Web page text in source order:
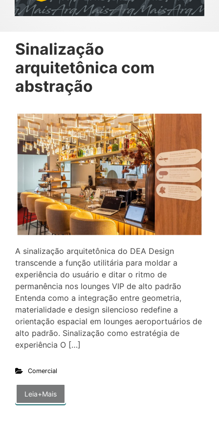
Sinalização
arquitetônica com
abstração
A sinalização arquitetônica do DEA Design
transcende a função utilitária para moldar a
experiência do usuário e ditar o ritmo de
permanência nos lounges VIP de alto padrão
Entenda como a integração entre geometria,
materialidade e design silencioso redefine a
orientação espacial em lounges aeroportuários de
alto padrão. Sinalização como estratégia de
experiência O […]
Comercial
Leia+Mais